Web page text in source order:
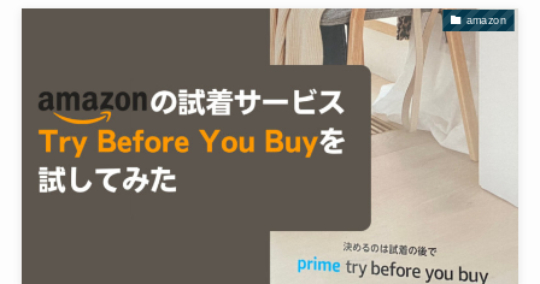
amazon